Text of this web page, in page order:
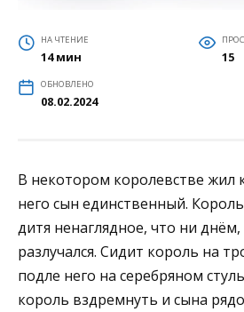
НА ЧТЕНИЕ
14 мин 15
ОБНОВЛЕНО
08.02.2024
В некотором королевстве жил
него сын единственный.
дитя ненаглядное, что ни
разлучался. Сидит король на
подле него на серебряном
король вздремнуть и сына